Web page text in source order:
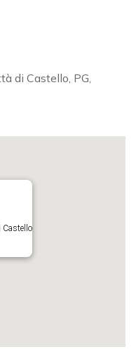
di Castello, PG,
Castello